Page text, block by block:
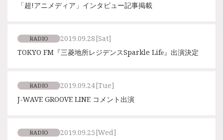
「超!アニメディア」インタビュー記事掲載
RADIO 2019.09.28[Sat]
TOKYO FM『三菱地所レジデンスSparkle Life』出演決定
RADIO 2019.09.24[Tue]
J-WAVE GROOVE LINE コメント出演
RADIO 2019.09.25[Wed]